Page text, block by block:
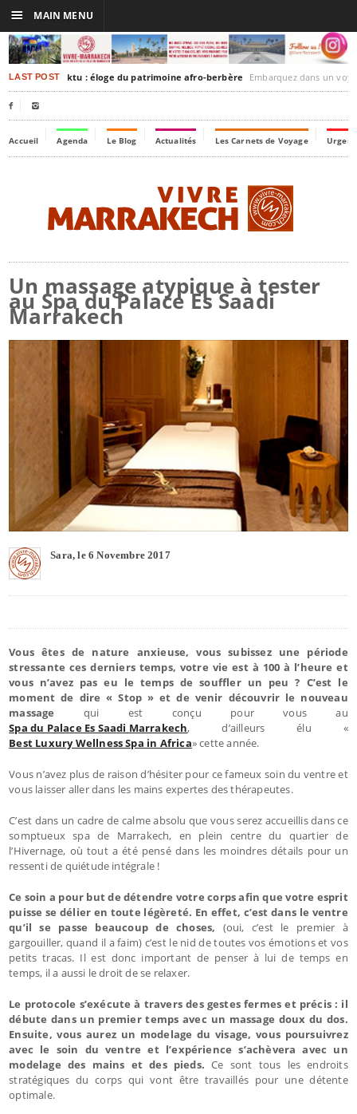
LAST POSTTimbuktu : éloge du patrimoine afro-berbère Embarquez dans un voyage culturel dans le
 
Accueil Agenda Le Blog Actualités Les Carnets de Voyage
Un massage atypique à tester
au Spa du Palace Es Saadi
Marrakech
Sara, le 6 Novembre 2017
Vous êtes de nature anxieuse, vous subissez une période
stressante ces derniers temps, votre vie est à 100 à l’heure et
vous n’avez pas eu le temps de souffler un peu ? C’est le
moment de dire « Stop » et de venir découvrir le nouveau
massage qui est conçu pour vous au
Spa du Palace Es Saadi Marrakech, d’ailleurs élu «
Best Luxury Wellness Spa in Africa» cette année.
Vous n’avez plus de raison d’hésiter pour ce fameux soin du ventre et
vous laisser aller dans les mains expertes des thérapeutes.
C’est dans un cadre de calme absolu que vous serez accueillis dans ce
somptueux spa de Marrakech, en plein centre du quartier de
l’Hivernage, où tout a été pensé dans les moindres détails pour un
ressenti de quiétude intégrale !
Ce soin a pour but de détendre votre corps afin que votre esprit
puisse se délier en toute légèreté. En effet, c’est dans le ventre
qu’il se passe beaucoup de choses, (oui, c’est le premier à
gargouiller, quand il a faim) c’est le nid de toutes vos émotions et vos
petits tracas. Il est donc important de penser à lui de temps en
temps, il a aussi le droit de se relaxer.
Le protocole s’exécute à travers des gestes fermes et précis : il
débute dans un premier temps avec un massage doux du dos.
Ensuite, vous aurez un modelage du visage, vous poursuivrez
avec le soin du ventre et l’expérience s’achèvera avec un
modelage des mains et des pieds.Ce sont tous les endroits
stratégiques du corps qui vont être travaillés pour une détente
optimale.
☰ MAIN MENU